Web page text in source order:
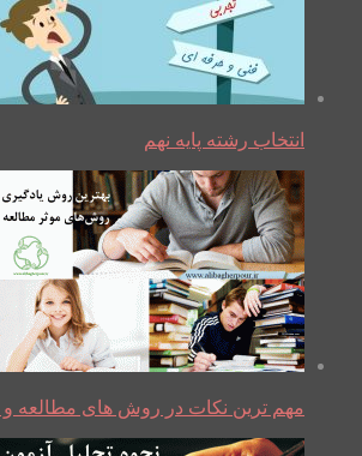
انتخاب رشته پایه نهم
مهم ترین نکات در روش های مطالعه و